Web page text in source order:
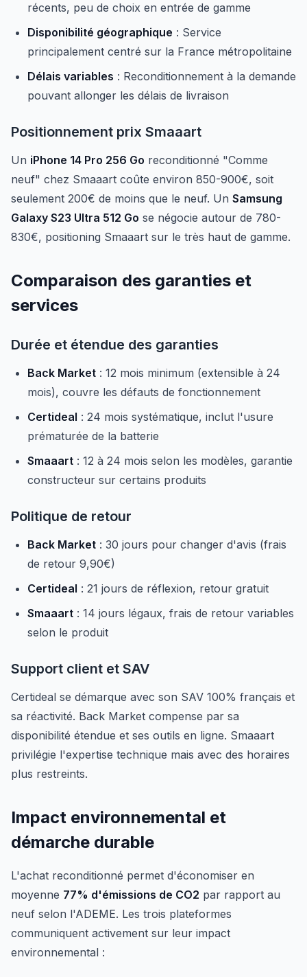
récents, peu de choix en entrée de gamme
Disponibilité géographique : Service
principalement centré sur la France métropolitaine
Délais variables : Reconditionnement à la demande
pouvant allonger les délais de livraison
Positionnement prix Smaaart
Un iPhone 14 Pro 256 Go reconditionné "Comme
neuf" chez Smaaart coûte environ 850-900€, soit
seulement 200€ de moins que le neuf. Un Samsung
Galaxy S23 Ultra 512 Go se négocie autour de 780-
830€, positioning Smaaart sur le très haut de gamme.
Comparaison des garanties et
services
Durée et étendue des garanties
Back Market : 12 mois minimum (extensible à 24
mois), couvre les défauts de fonctionnement
Certideal : 24 mois systématique, inclut l'usure
prématurée de la batterie
Smaaart : 12 à 24 mois selon les modèles, garantie
constructeur sur certains produits
Politique de retour
Back Market : 30 jours pour changer d'avis (frais
de retour 9,90€)
Certideal : 21 jours de réflexion, retour gratuit
Smaaart : 14 jours légaux, frais de retour variables
selon le produit
Support client et SAV
Certideal se démarque avec son SAV 100% français et
sa réactivité. Back Market compense par sa
disponibilité étendue et ses outils en ligne. Smaaart
privilégie l'expertise technique mais avec des horaires
plus restreints.
Impact environnemental et
démarche durable
L'achat reconditionné permet d'économiser en
moyenne 77% d'émissions de CO2 par rapport au
neuf selon l'ADEME. Les trois plateformes
communiquent activement sur leur impact
environnemental :